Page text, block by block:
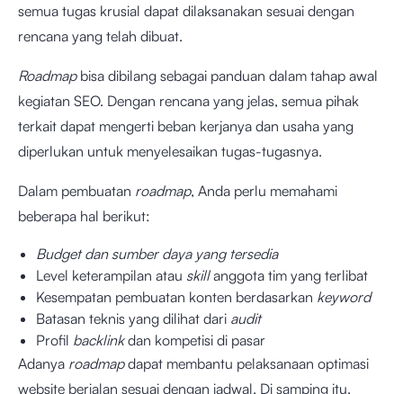
semua tugas krusial dapat dilaksanakan sesuai dengan
rencana yang telah dibuat.
Roadmapbisa dibilang sebagai panduan dalam tahap awal
kegiatan SEO. Dengan rencana yang jelas, semua pihak
terkait dapat mengerti beban kerjanya dan usaha yang
diperlukan untuk menyelesaikan tugas-tugasnya.
Dalam pembuatan roadmap, Anda perlu memahami
beberapa hal berikut:
Budget dan sumber daya yang tersedia
Level keterampilan atau skillanggota tim yang terlibat
Kesempatan pembuatan konten berdasarkan keyword
Batasan teknis yang dilihat dari audit
Profil backlinkdan kompetisi di pasar
Adanya roadmapdapat membantu pelaksanaan optimasi
website berjalan sesuai dengan jadwal. Di samping itu,